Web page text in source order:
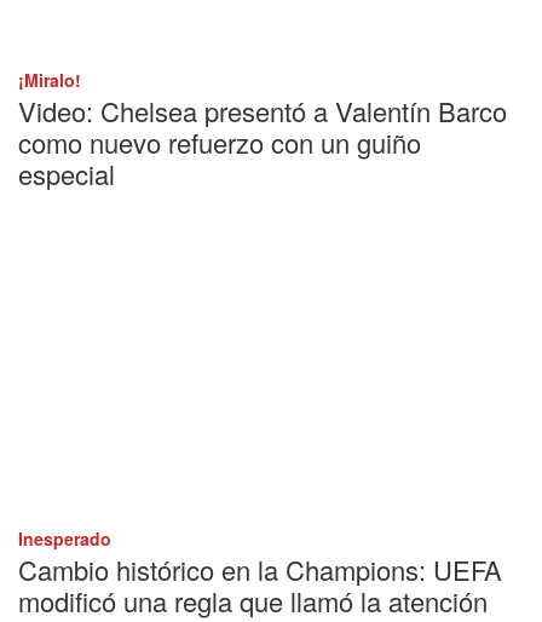
¡Miralo!
Video: Chelsea presentó a Valentín Barco
como nuevo refuerzo con un guiño
especial
Inesperado
Cambio histórico en la Champions: UEFA
modificó una regla que llamó la atención